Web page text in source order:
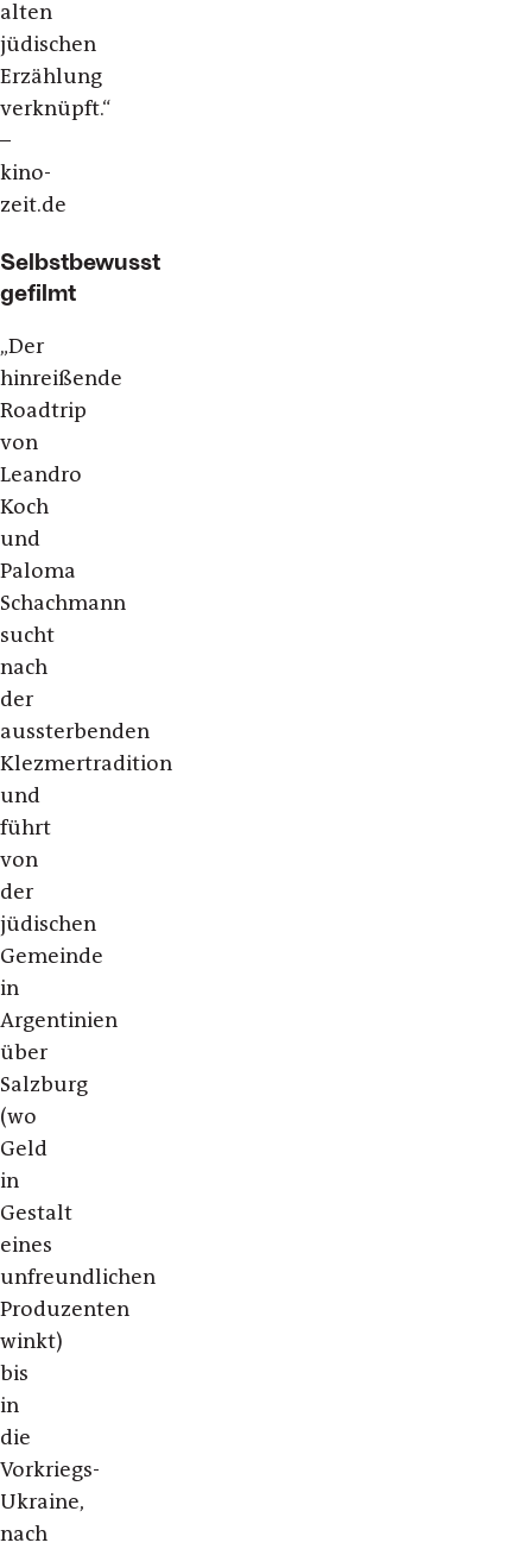
alten
jüdischen
Erzählung
verknüpft.“
–
kino-
zeit.de
Selbstbewusst
gefilmt
„Der
hinreißende
Roadtrip
von
Leandro
Koch
und
Paloma
Schachmann
sucht
nach
der
aussterbenden
Klezmertradition
und
führt
von
der
jüdischen
Gemeinde
in
Argentinien
über
Salzburg
(wo
Geld
in
Gestalt
eines
unfreundlichen
Produzenten
winkt)
bis
in
die
Vorkriegs-
Ukraine,
nach